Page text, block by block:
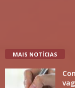
MAIS NOTÍCIAS